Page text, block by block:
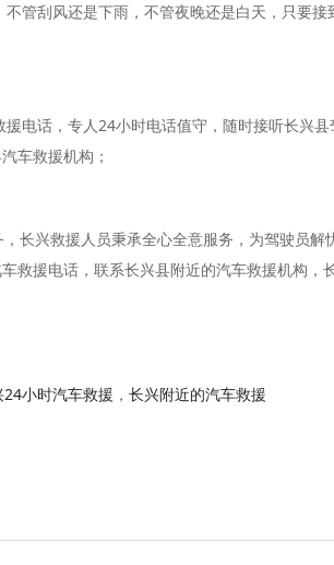
管刮风还是下雨，不管夜晚还是白天，只要
电话，专人24小时电话值守，随时接听长兴
车救援机构；
长兴救援人员秉承全心全意服务，为驾驶员解
救援电话，联系长兴县附近的汽车救援机构，
24小时汽车救援 ， 长兴附近的汽车救援